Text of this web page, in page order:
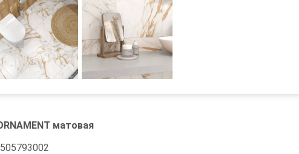
матовая
505793002